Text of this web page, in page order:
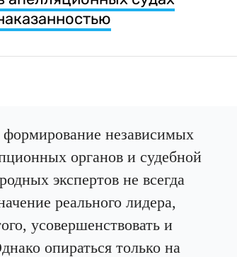
независимых
органов и судебной
экспертов не всегда
реального лидера,
усовершенствовать и
опираться только на